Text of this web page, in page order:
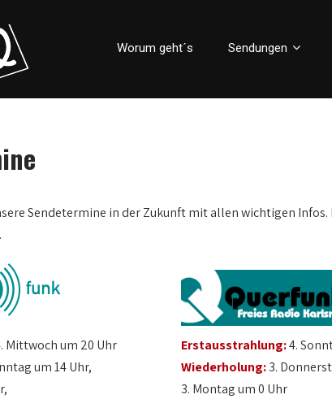
Worum geht´s Sendungen
Sendetermine in der Zukunft mit allen wichtigen
Mittwoch um 20 Uhr
um 14 Uhr,
Erstausstrahlung:4.
Wiederholung:3.
3. Montag um 0 Uhr